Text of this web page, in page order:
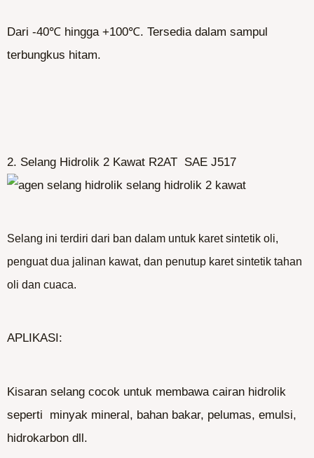
Dari -40℃ hingga +100℃. Tersedia dalam sampul
terbungkus hitam.
2. Selang Hidrolik 2 Kawat R2AT SAE J517
Selang ini terdiri dari ban dalam untuk karet sintetik oli,
penguat dua jalinan kawat, dan penutup karet sintetik tahan
oli dan cuaca.
APLIKASI:
Kisaran selang cocok untuk membawa cairan hidrolik
seperti minyak mineral, bahan bakar, pelumas, emulsi,
hidrokarbon dll.